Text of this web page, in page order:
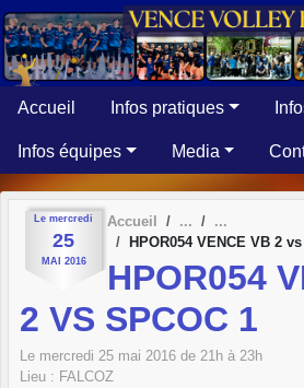
Accueil Infos pratiques
Infos équipes Media
Le mercredi
25
MAI 2016
Accueil
HPOR054 VENCE VB 2
HPOR054
2 VS SPCOC 1
Le mercredi 25 mai 2016 de 21h à 23h
Lieu : FALCOZ
Panneau de gestion des cookies